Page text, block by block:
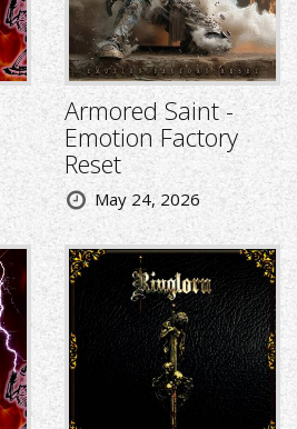
Armored Saint -
Emotion Factory
Reset
May 24, 2026